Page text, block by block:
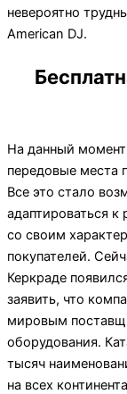
невероятно
American DJ.
На данный
передовые места
Все это стало
адаптироваться
со своим
покупателей.
Керкраде
заявить, что
мировым
оборудования.
тысяч
на всех